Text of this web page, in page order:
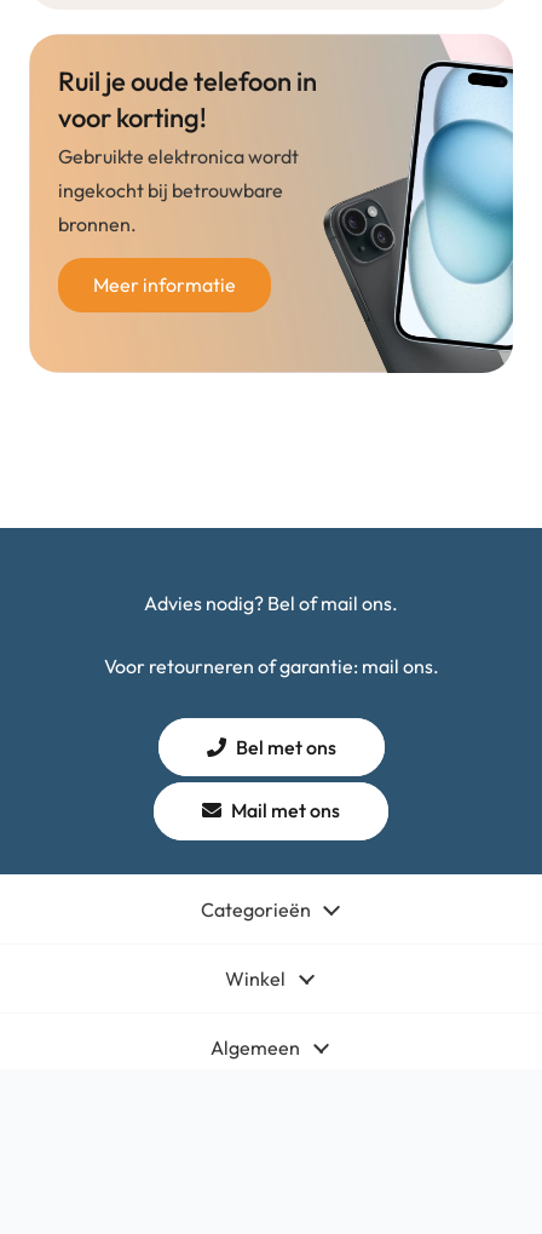
Ruil je oude telefoon in
voor korting!
Gebruikte elektronica wordt
ingekocht bij betrouwbare
bronnen.
Meer informatie
Advies nodig? Bel of mail ons.
Voor retourneren of garantie: mail ons.
Bel met ons
Mail met ons
Categorieën
Winkel
Algemeen